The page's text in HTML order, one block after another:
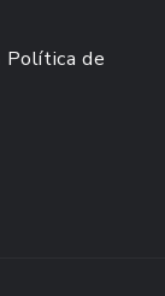
Política de